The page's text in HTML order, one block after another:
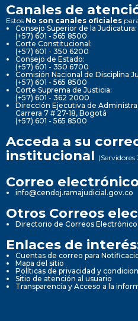
Canales de
Estos No son canales oficiales
Consejo Superior de la Judicatura:
(+57) 601 - 565 8500
Corte Constitucional:
(+57) 601 - 350 6200
Consejo de Estado:
(+57) 601 - 350 6700
Comisión Nacional de Disciplina
(+57) 601 - 565 8500
Corte Suprema de Justicia:
(+57) 601 - 362 2000
Dirección Ejecutiva de
Carrera 7 # 27-18, Bogotá
(+57) 601 - 565 8500
Acceda a su
institucional (Servidores
Correo
info@cendoj.ramajudicial.gov.co
Otros Correos
Directorio de Correos
Enlaces de
Cuentas de correo para
Mapa del sitio
Políticas de privacidad y
Sitio de atención al usuario
Transparencia y Acceso a la